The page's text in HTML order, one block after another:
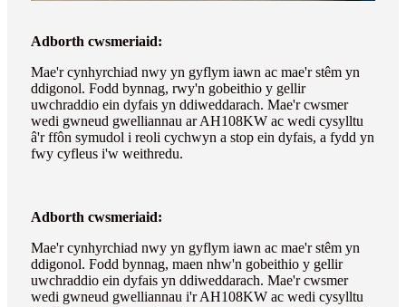
Adborth cwsmeriaid:
Mae'r cynhyrchiad nwy yn gyflym iawn ac mae'r stêm yn
ddigonol. Fodd bynnag, rwy'n gobeithio y gellir
uwchraddio ein dyfais yn ddiweddarach. Mae'r cwsmer
wedi gwneud gwelliannau ar AH108KW ac wedi cysylltu
â'r ffôn symudol i reoli cychwyn a stop ein dyfais, a fydd yn
fwy cyfleus i'w weithredu.
Adborth cwsmeriaid:
Mae'r cynhyrchiad nwy yn gyflym iawn ac mae'r stêm yn
ddigonol. Fodd bynnag, maen nhw'n gobeithio y gellir
uwchraddio ein dyfais yn ddiweddarach. Mae'r cwsmer
wedi gwneud gwelliannau i'r AH108KW ac wedi cysylltu